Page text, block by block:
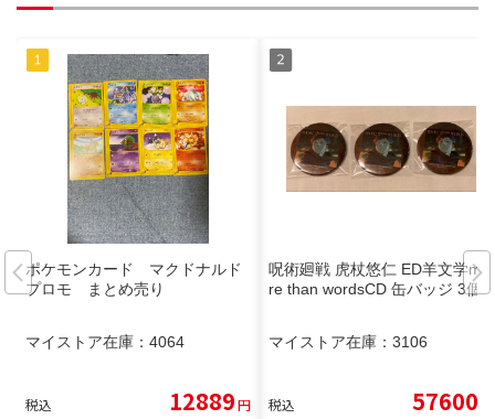
ポケモンカード マクドナルド
プロモ まとめ売り
マイストア在庫： 4064
税込 12889円
呪術廻戦 虎杖悠仁 ED羊文学mo
re than wordsCD 缶バッジ 3個
マイストア在庫： 3106
税込 57600